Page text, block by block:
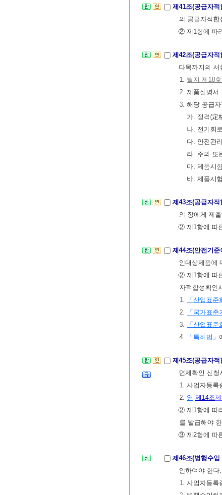
제41조(공급자
의 공급자적
② 제1항에 따
제42조(공급자
다목까지의
1. 별지 제18
2. 제품설명서
3. 해당 공급
가. 정격(定
나. 전기회
다. 안전관
라. 주의 또
마. 제품시
바. 제품시
제43조(공급자
의 장에게 제
② 제1항에 따
제44조(안전기
인대상제품에
② 제1항에 따
자적합성확인
1.
「산업표준
2.
「국가표
3.
「산업표준
4.
「특허법」
제45조(공급자
면제확인 신
1. 사업자등록
2. 영 제14조
② 제1항에 따
를 발급해야
③ 제2항에 따
제46조(병행수
인하여야 한
1. 사업자등록